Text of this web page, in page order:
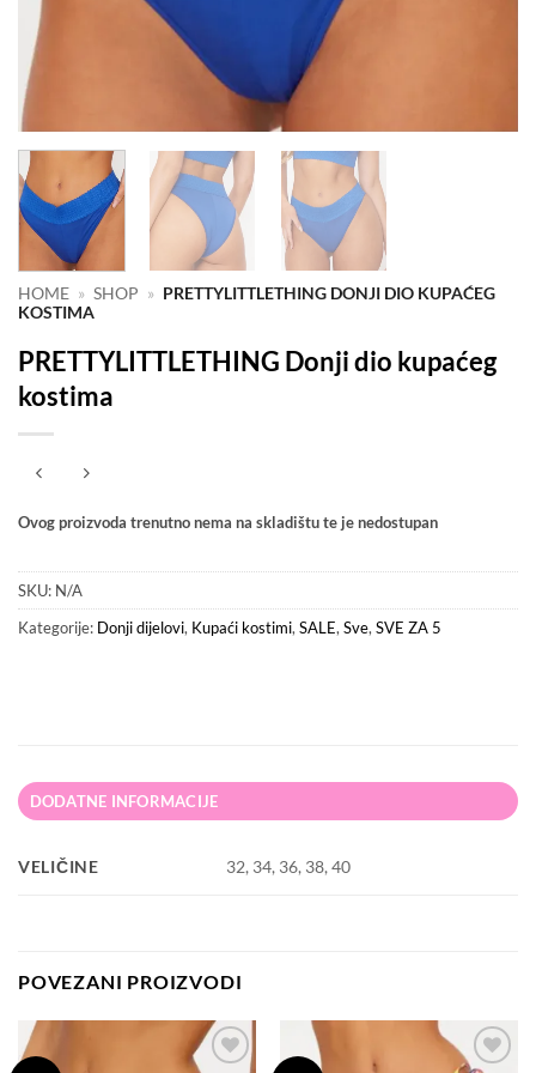
HOME » SHOP » PRETTYLITTLETHING DONJI DIO KUPAĆEG
KOSTIMA
PRETTYLITTLETHING Donji dio kupaćeg
kostima
Ovog proizvoda trenutno nema na skladištu te je nedostupan
SKU: N/A
Kategorije: Donji dijelovi, Kupaći kostimi,SALE,Sve,SVE ZA 5
DODATNE INFORMACIJE
VELIČINE 32, 34, 36, 38, 40
POVEZANI PROIZVODI